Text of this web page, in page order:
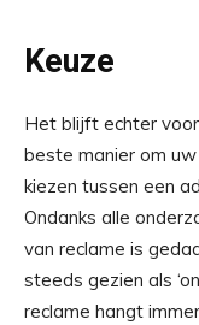
Keuze
Het blijft echter
beste manier om
kiezen tussen een
Ondanks alle
van reclame is
steeds gezien als
reclame hangt